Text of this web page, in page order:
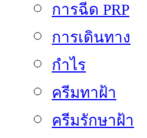
การฉีด PRP
การเดินทาง
กำไร
ครีมทาฝ้า
ครีมรักษาฝ้า